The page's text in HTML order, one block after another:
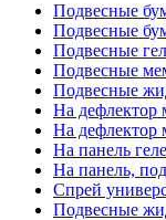
Подвесные
Подвесные
Подвесные
Подвесные
Подвесные
На дефлектор
На дефлектор
На панель
На панель,
Спрей
Подвесные